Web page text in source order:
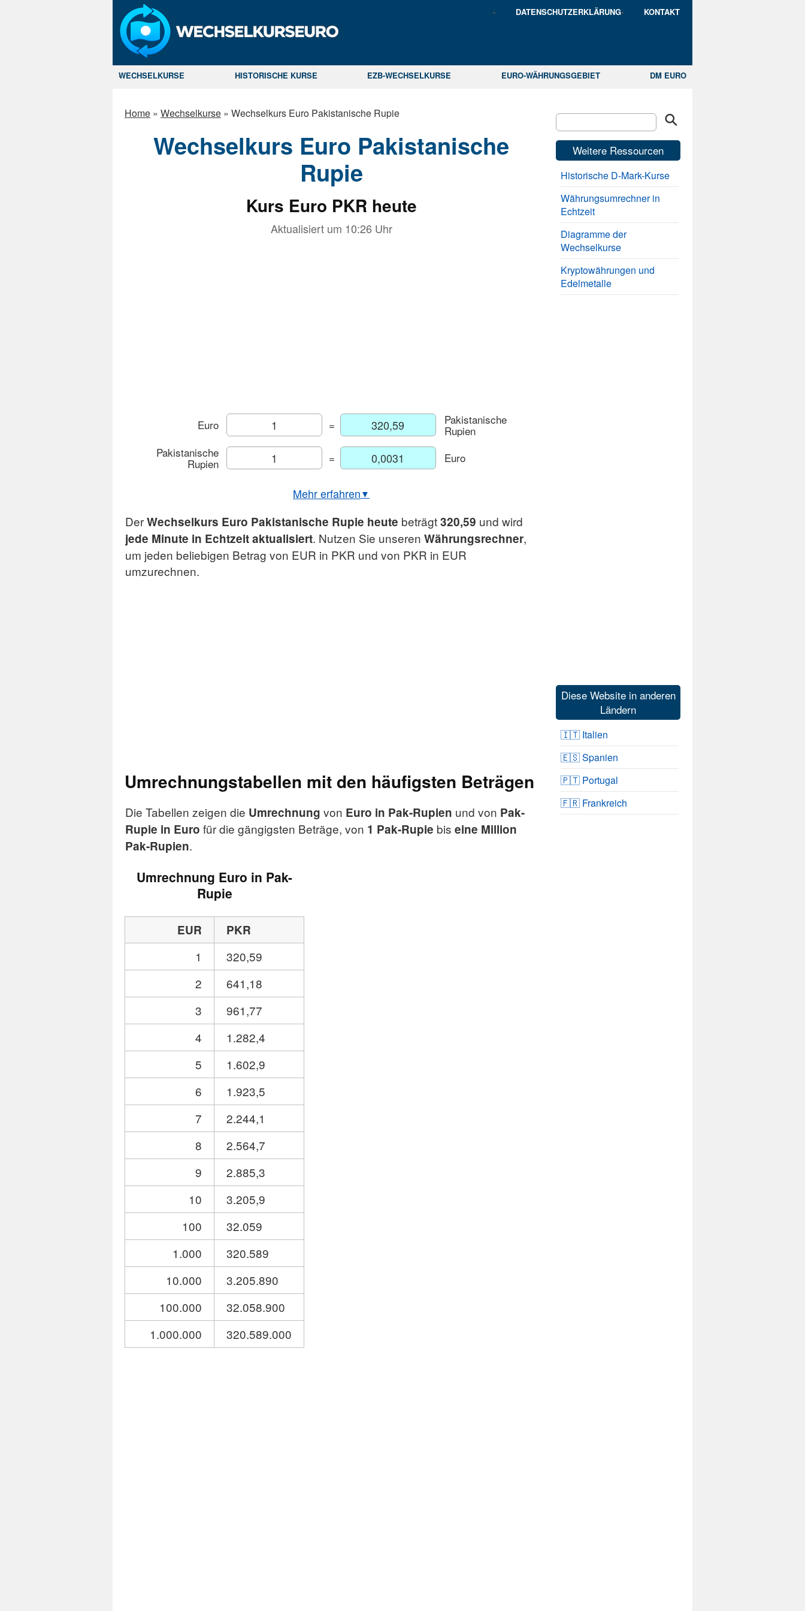
DATENSCHUTZERKLÄRUNG KONTAKT
WECHSELKURSE HISTORISCHE KURSE EZB-WECHSELKURSE EURO-WÄHRUNGSGEBIET DM EURO
Home » Wechselkurse » Wechselkurs Euro Pakistanische Rupie
Wechselkurs Euro Pakistanische
Rupie
Kurs Euro PKR heute
Aktualisiert um 10:26Uhr
Euro = Pakistanische
Rupien
Pakistanische
Rupien = Euro
Mehr erfahren▼
USD/PKR Echtzeitkurs
Chart Euro/Pakistanische Rupie
DerWechselkurs Euro Pakistanische Rupie heute beträgt320,59 und wird
jede Minute in Echtzeit aktualisiert. Nutzen Sie unseren Währungsrechner,
um jeden beliebigen Betrag von EUR in PKR und von PKR in EUR
umzurechnen.
Umrechnungstabellen mit den häufigsten Beträgen
Die Tabellen zeigen die Umrechnung von Euro in Pak-Rupien und von Pak-
Rupie in Euro für die gängigsten Beträge, von 1 Pak-Rupie bis eine Million
Pak-Rupien.
Umrechnung Euro in Pak-
Rupie
EUR
PKR
1
320,59
2
641,18
3
961,77
4
1.282,4
5
1.602,9
6
1.923,5
7
2.244,1
8
2.564,7
9
2.885,3
10
3.205,9
100
32.059
1.000
320.589
10.000
3.205.890
100.000
32.058.900
1.000.000
320.589.000
Weitere Ressourcen
Historische D-Mark-Kurse
Währungsumrechner in
Echtzeit
Diagramme der
Wechselkurse
Kryptowährungen und
Edelmetalle
Diese Website in anderen
Ländern
🇮🇹 Italien
🇪🇸 Spanien
🇵🇹 Portugal
🇫🇷 Frankreich